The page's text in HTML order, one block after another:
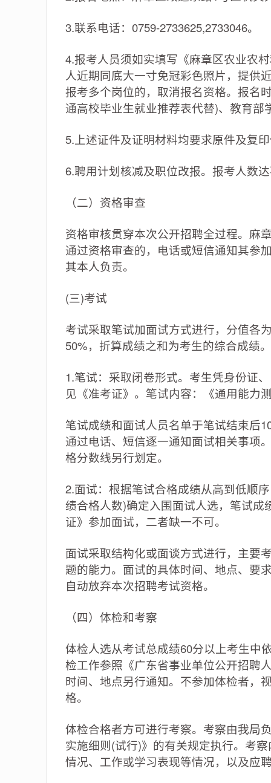
3.联系电话：0759-2733625,2733046。
4.报考人员须如实填写《麻章区农业农
人近期同底大一寸免冠彩色照片，提供
报考多个岗位的，取消报名资格。报名
通高校毕业生就业推荐表代替)、教育
5.上述证件及证明材料均要求原件及复
6.聘用计划核减及职位改报。报考人数
（二）资格审查
资格审核贯穿本次公开招聘全过程。麻
通过资格审查的，电话或短信通知其参
其本人负责。
(三)考试
考试采取笔试加面试方式进行，分值各
50%，折算成绩之和为考生的综合成绩。
1.笔试：采取闭卷形式。考生凭身份证
见《准考证》。笔试内容：《通用能力
笔试成绩和面试人员名单于笔试结束后
通过电话、短信逐一通知面试相关事项
格分数线另行划定。
2.面试：根据笔试合格成绩从高到低顺
绩合格人数)确定入围面试人选，笔试
证》参加面试，二者缺一不可。
面试采取结构化或面谈方式进行，主要
题的能力。面试的具体时间、地点、要
自动放弃本次招聘考试资格。
（四）体检和考察
体检人选从考试总成绩60分以上考生中
检工作参照《广东省事业单位公开招聘
时间、地点另行通知。不参加体检者，
格。
体检合格者方可进行考察。考察由我局
实施细则(试行)》的有关规定执行。考
情况、工作或学习表现等情况，以及应